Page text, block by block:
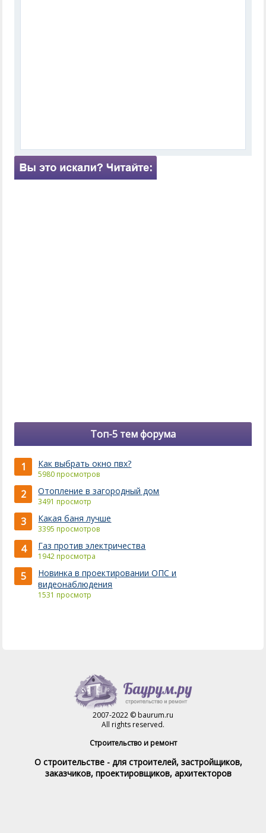
Топ-5 тем форума
1 Как выбрать окно пвх?
5980 просмотров
2 Отопление в загородный дом
3491 просмотр
3 Какая баня лучше
3395 просмотров
4 Газ против электричества
1942 просмотра
5
Новинка в проектировании ОПС и
видеонаблюдения
1531 просмотр
2007-2022 © baurum.ru
All rights reserved.
Строительство и ремонт
О строительстве - для строителей, застройщиков,
заказчиков, проектировщиков, архитекторов